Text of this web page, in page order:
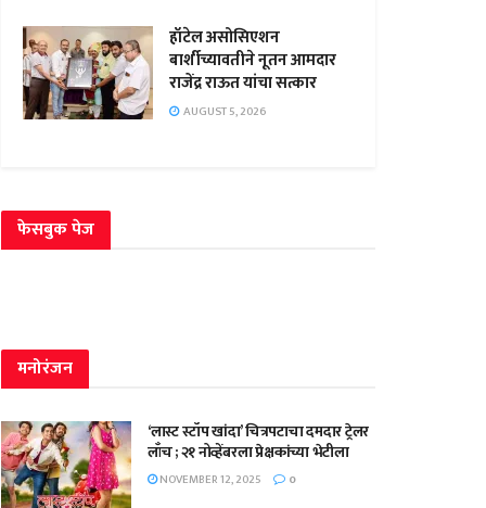
हॉटेल असोसिएशन
बार्शीच्यावतीने नूतन आमदार
राजेंद्र राऊत यांचा सत्कार
AUGUST 5, 2026
फेसबुक पेज
मनोरंजन
‘लास्ट स्टॉप खांदा’ चित्रपटाचा दमदार ट्रेलर
लाँच ; २१ नोव्हेंबरला प्रेक्षकांच्या भेटीला
NOVEMBER 12, 2025 0